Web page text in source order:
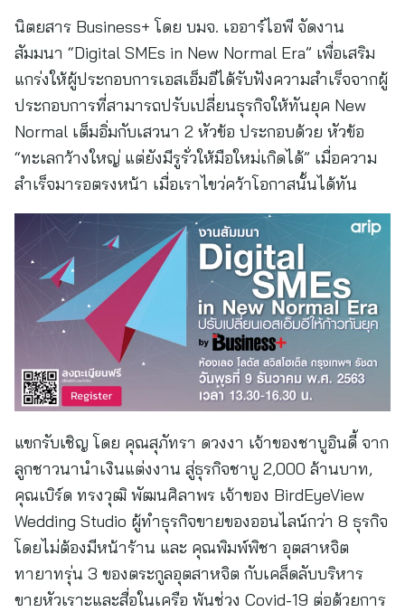
นิตยสาร Business+ โดย บมจ. เออาร์ไอพี จัดงาน
สัมมนา “Digital SMEs in New Normal Era” เพื่อเสริม
แกร่งให้ผู้ประกอบการเอสเอ็มอีได้รับฟังความสำเร็จจากผู้
ประกอบการที่สามารถปรับเปลี่ยนธุรกิจให้ทันยุค New
Normal เต็มอิ่มกับเสวนา 2 หัวข้อ ประกอบด้วย หัวข้อ
“ทะเลกว้างใหญ่ แต่ยังมีรูรั่วให้มือใหม่เกิดได้” เมื่อความ
สำเร็จมารอตรงหน้า เมื่อเราไขว่คว้าโอกาสนั้นได้ทัน
แขกรับเชิญ โดย คุณสุภัทรา ดวงงา เจ้าของชาบูอินดี้ จาก
ลูกชาวนานำเงินแต่งงาน สู่ธุรกิจชาบู 2,000 ล้านบาท,
คุณเบิร์ด ทรงวุฒิ พัฒนศิลาพร เจ้าของ BirdEyeView
Wedding Studio ผู้ทำธุรกิจขายของออนไลน์กว่า 8 ธุรกิจ
โดยไม่ต้องมีหน้าร้าน และ คุณพิมพ์พิชา อุตสาหจิต
ทายาทรุ่น 3 ของตระกูลอุตสาหจิต กับเคล็ดลับบริหาร
ขายหัวเราะและสื่อในเครือ พ้นช่วง Covid-19 ต่อด้วยการ